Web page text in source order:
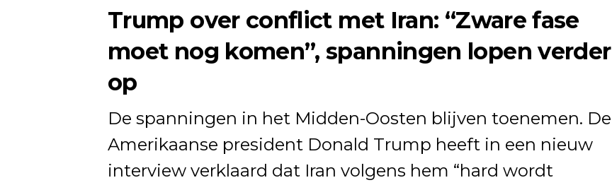
Trump over conflict met Iran: “Zware fase
moet nog komen”, spanningen lopen verder
op
De spanningen in het Midden-Oosten blijven toenemen. De
Amerikaanse president Donald Trump heeft in een nieuw
interview verklaard dat Iran volgens hem “hard wordt